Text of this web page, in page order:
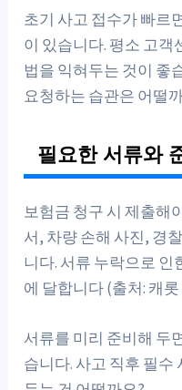
초기 사고 접수가 빠르
이 있습니다. 평소 고객
법을 익혀두는 것이 좋
요청하는 습관은 어떨
필요한 서류와
보험금 청구 시 제출해
서, 차량 손해 사진, 경
니다. 서류 누락으로 인
에 달합니다 (출처: 캐롯
서류를 미리 준비해 두
습니다. 사고 직후 필수